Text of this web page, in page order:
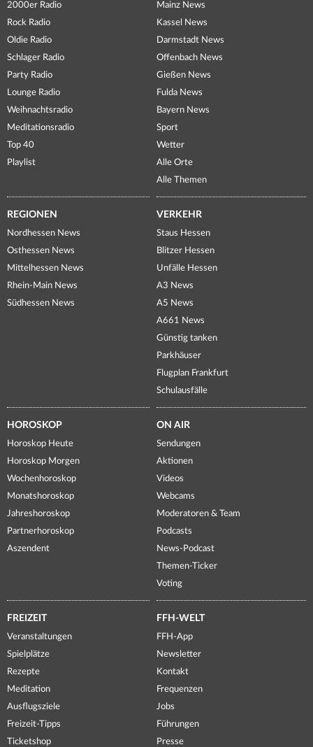
2000er Radio
Rock Radio
Oldie Radio
Schlager Radio
Party Radio
Lounge Radio
Weihnachtsradio
Meditationsradio
Top 40
Playlist
Mainz News
Kassel News
Darmstadt News
Offenbach News
Gießen News
Fulda News
Bayern News
Sport
Wetter
Alle Orte
Alle Themen
REGIONEN
Nordhessen News
Osthessen News
Mittelhessen News
Rhein-Main News
Südhessen News
VERKEHR
Staus Hessen
Blitzer Hessen
Unfälle Hessen
A3 News
A5 News
A661 News
Günstig tanken
Parkhäuser
Flugplan Frankfurt
Schulausfälle
HOROSKOP
Horoskop Heute
Horoskop Morgen
Wochenhoroskop
Monatshoroskop
Jahreshoroskop
Partnerhoroskop
Aszendent
ON AIR
Sendungen
Aktionen
Videos
Webcams
Moderatoren & Team
Podcasts
News-Podcast
Themen-Ticker
Voting
FREIZEIT
Veranstaltungen
Spielplätze
Rezepte
Meditation
Ausflugsziele
Freizeit-Tipps
Ticketshop
FFH-WELT
FFH-App
Newsletter
Kontakt
Frequenzen
Jobs
Führungen
Presse